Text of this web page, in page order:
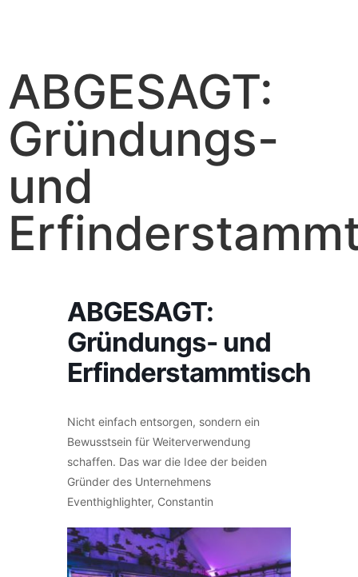
ABGESAGT:
Gründungs-
und
ABGESAGT:
Gründungs- und
Erfinderstammtisch
Nicht einfach entsorgen, sondern ein
Bewusstsein für Weiterverwendung
schaffen. Das war die Idee der beiden
Gründer des Unternehmens
Eventhighlighter, Constantin